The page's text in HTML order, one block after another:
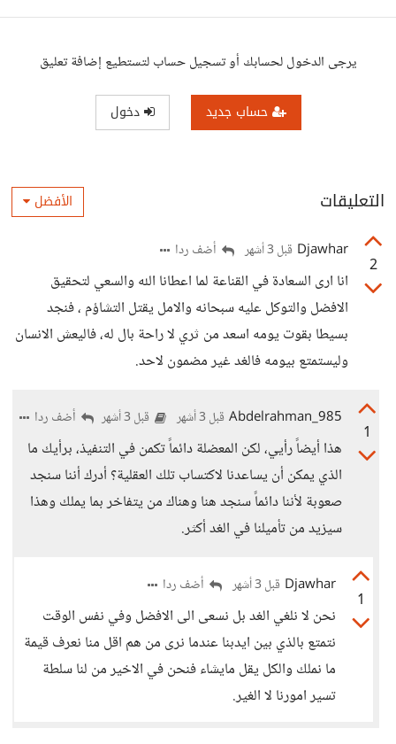
يرجى الدخول لحسابك أو تسجيل حساب لتستطيع إضافة تعليق
حساب جديد دخول
التعليقات الأفضل
2
Djawhar قبل 3 أشهر أضف ردا
انا ارى السعادة في القناعة لما اعطانا الله والسعي لتحقيق
الافضل والتوكل عليه سبحانه والامل يقتل التشاؤم ، فنجد
بسيطا بقوت يومه اسعد من ثري لا راحة بال له، فاليعش الانسان
وليستمتع بيومه فالغد غير مضمون لاحد.
1
Abdelrahman_985 قبل 3 أشهر قبل 3 أشهر أضف ردا
هذا أيضاً رأيي، لكن المعضلة دائماً تكمن في التنفيذ، برأيك ما
الذي يمكن أن يساعدنا لاكتساب تلك العقلية؟ أدرك أننا سنجد
صعوبة لأننا دائماً سنجد هنا وهناك من يتفاخر بما يملك وهذا
سيزيد من تأميلنا في الغد أكثر.
1
Djawhar قبل 3 أشهر أضف ردا
نحن لا نلغي الغد بل نسعى الى الافضل وفي نفس الوقت
نتمتع بالذي بين ايدبنا عندما نرى من هم اقل منا نعرف قيمة
ما نملك والكل يقل مايشاء فنحن في الاخير من لنا سلطة
تسير امورنا لا الغير.